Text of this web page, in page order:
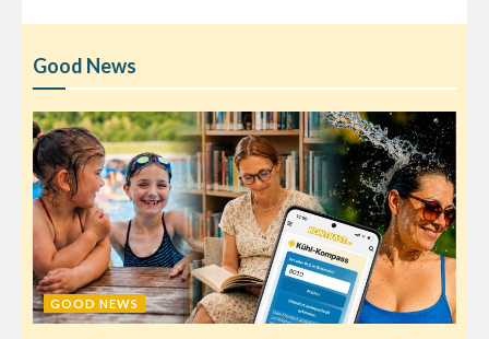
Good News
GOOD NEWS